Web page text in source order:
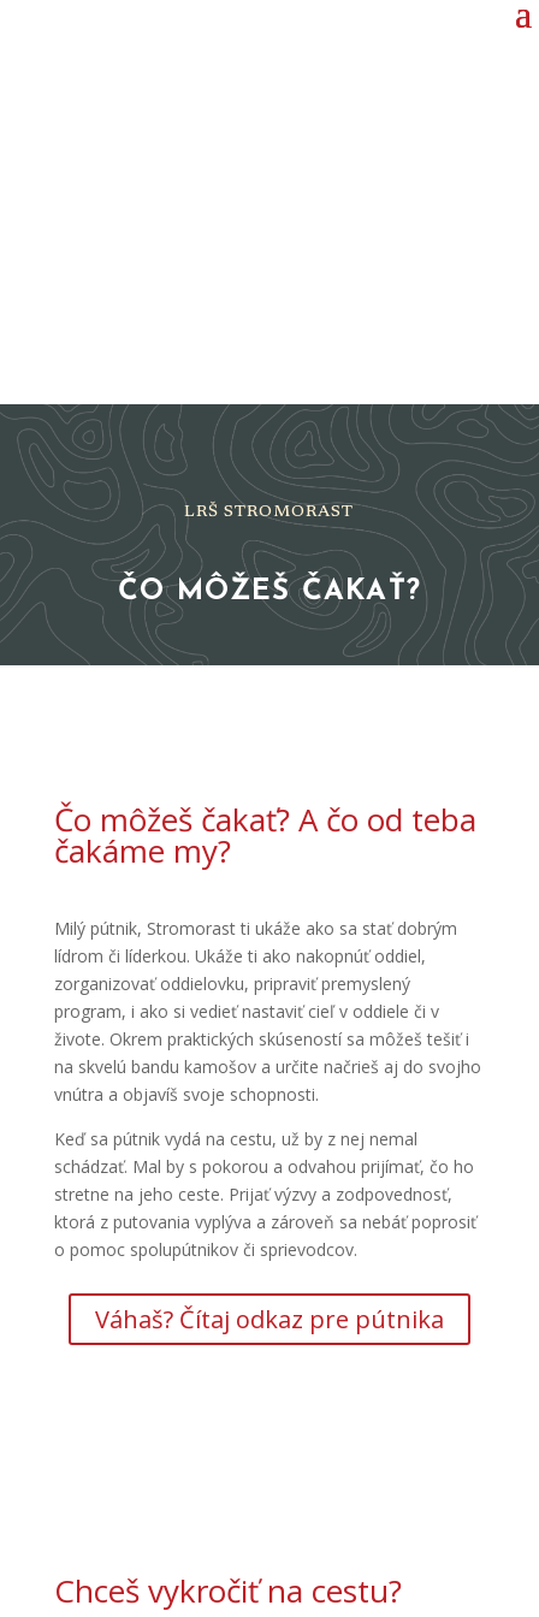
LRŠ STROMORAST
ČO MÔŽEŠ ČAKAŤ?
Čo môžeš čakať? A čo od teba
čakáme my?
Milý pútnik, Stromorast ti ukáže ako sa stať dobrým
lídrom či líderkou. Ukáže ti ako nakopnúť oddiel,
zorganizovať oddielovku, pripraviť premyslený
program, i ako si vedieť nastaviť cieľ v oddiele či v
živote. Okrem praktických skúseností sa môžeš tešiť i
na skvelú bandu kamošov a určite načrieš aj do svojho
vnútra a objavíš svoje schopnosti.
Keď sa pútnik vydá na cestu, už by z nej nemal
schádzať. Mal by s pokorou a odvahou prijímať, čo ho
stretne na jeho ceste. Prijať výzvy a zodpovednosť,
ktorá z putovania vyplýva a zároveň sa nebáť poprosiť
o pomoc spolupútnikov či sprievodcov.
Váhaš? Čítaj odkaz pre pútnika
Chceš vykročiť na cestu?